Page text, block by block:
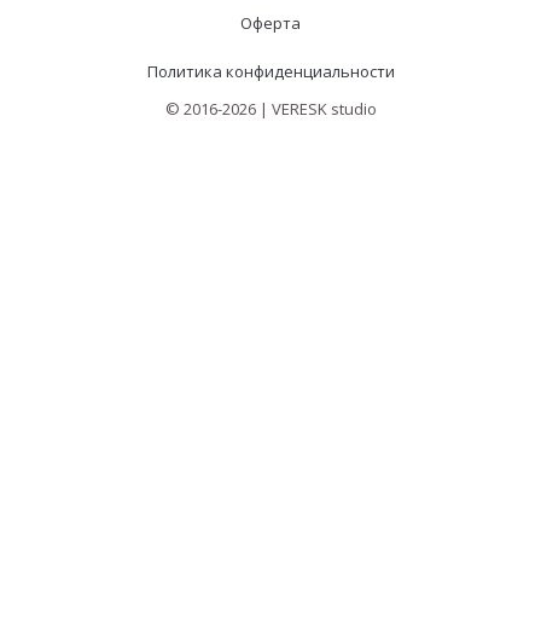
Оферта
Политика конфиденциальности
© 2016-2026 | VERESK studio